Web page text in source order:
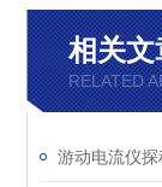
相关文
RELATED
游动电流仪探